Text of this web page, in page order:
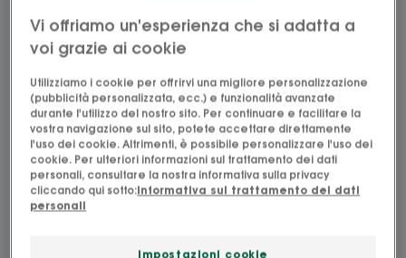
forfora. Questa potente pianta agisce
direttamente sul lievito alla base della forfora
antibatteriche e lenitive . Aiuta a trattare la
forfora alla fonte rispettando l’equilibrio naturale
delcuoio capelluto.
Vi offriamo un'esperienza che si adatta a
voi grazie ai cookie
Utilizziamo i cookie per offrirvi una migliore personalizzazione
(pubblicità personalizzata, ecc.) e funzionalità avanzate
durante l'utilizzo del nostro sito. Per continuare e facilitare la
vostra navigazione sul sito, potete accettare direttamente
l'uso dei cookie. Altrimenti, è possibile personalizzare l'uso dei
cookie. Per ulteriori informazioni sul trattamento dei dati
personali, consultare la nostra informativa sulla privacy
cliccando qui sotto:Informativa sul trattamento dei dati
personali
Impostazioni cookie